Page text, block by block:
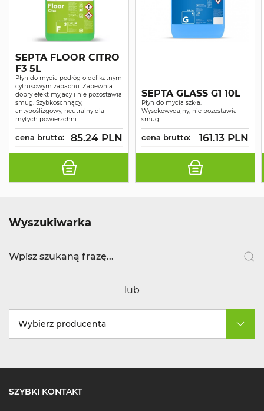
SEPTA FLOOR CITRO
F3 5L
Płyn do mycia podłóg o delikatnym
cytrusowym zapachu. Zapewnia
dobry efekt myjący i nie pozostawia
smug. Szybkoschnący,
antypoślizgowy, neutralny dla
mytych powierzchni
cena brutto: 85.24 PLN
SEPTA GLASS G1 10L
Płyn do mycia szkła.
Wysokowydajny, nie pozostawia
smug
cena brutto: 161.13 PLN
Wyszukiwarka
lub
Wybierz producenta
SZYBKI KONTAKT